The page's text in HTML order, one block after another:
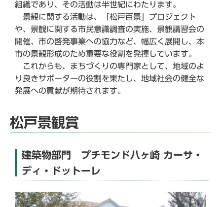
組織であり、その活動は半世紀にわたります。
景観に関する活動は、「松戸百景」プロジェクト
や、景観に関する市民意識調査の実施、景観講習会の
開催、市の啓発事業への協力など、幅広く展開し、本
市の景観形成のため重要な役割を発揮しています。
これからも、まちづくりの専門家として、地域のよ
り良きサポーターの役割を果たし、地域社会の健全な
発展への貢献が期待されます。
松戸景観賞
建築物部門 プチモンド八ヶ崎 カーサ・
ディ・ドットーレ